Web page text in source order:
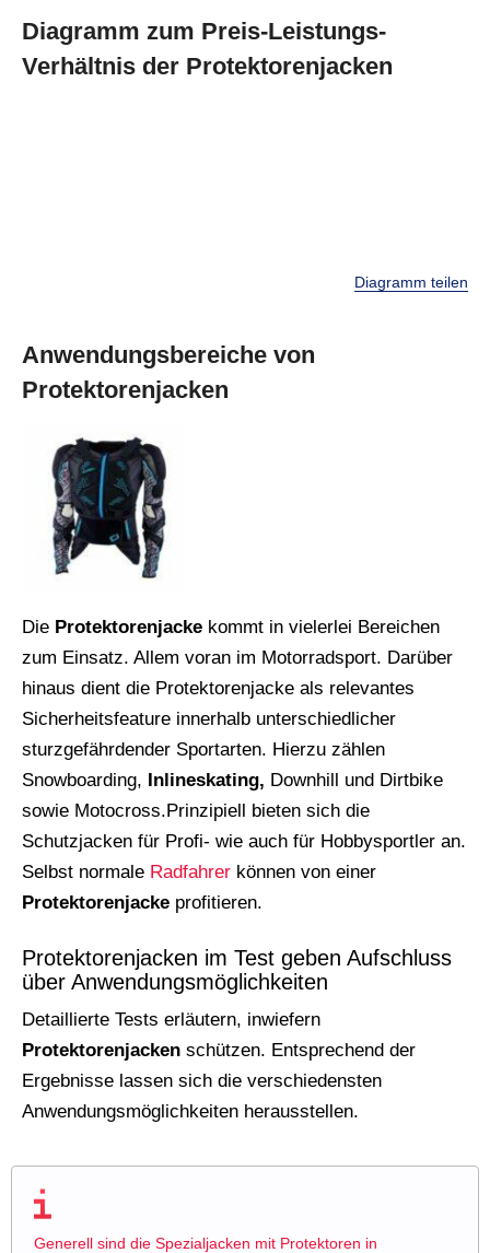
Diagramm zum Preis-Leistungs-
Verhältnis der Protektorenjacken
Diagramm teilen
Anwendungsbereiche von
Protektorenjacken
Die Protektorenjacke kommt in vielerlei Bereichen
zum Einsatz. Allem voran im Motorradsport. Darüber
hinaus dient die Protektorenjacke als relevantes
Sicherheitsfeature innerhalb unterschiedlicher
sturzgefährdender Sportarten. Hierzu zählen
Snowboarding, Inlineskating, Downhill und Dirtbike
sowie Motocross.Prinzipiell bieten sich die
Schutzjacken für Profi- wie auch für Hobbysportler an.
Selbst normale Radfahrer können von einer
Protektorenjacke profitieren.
Protektorenjacken im Test geben Aufschluss
über Anwendungsmöglichkeiten
Detaillierte Tests erläutern, inwiefern
Protektorenjacken schützen. Entsprechend der
Ergebnisse lassen sich die verschiedensten
Anwendungsmöglichkeiten herausstellen.
Generell sind die Spezialjacken mit Protektoren in